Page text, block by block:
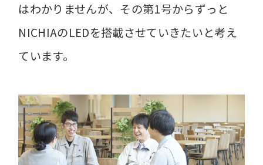
はわかりませんが、その第1号からずっと
NICHIAのLEDを搭載させていきたいと考え
ています。